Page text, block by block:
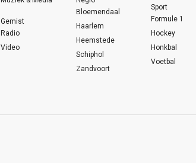
Gemist
Radio
Video
Bloemendaal
Haarlem
Heemstede
Schiphol
Zandvoort
Sport
Formule 1
Hockey
Honkbal
Voetbal